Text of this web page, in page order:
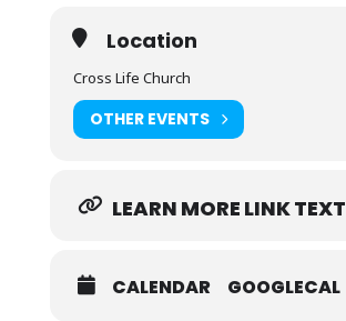
Location
Cross Life Church
OTHER EVENTS
LEARN MORE LINK TEXT
CALENDAR GOOGLECAL